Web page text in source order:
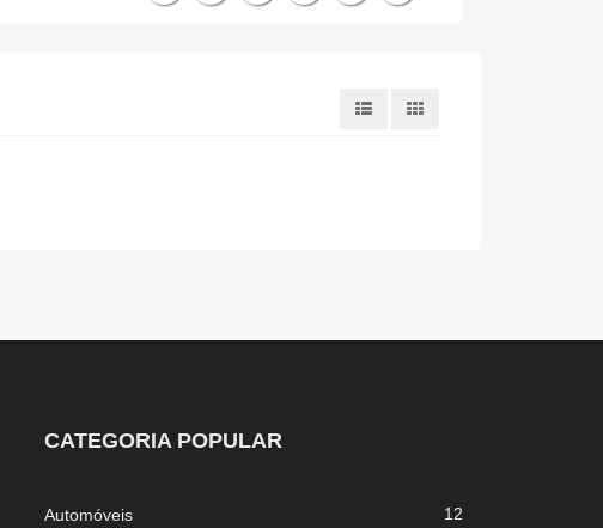
CATEGORIA POPULAR
Automóveis 12